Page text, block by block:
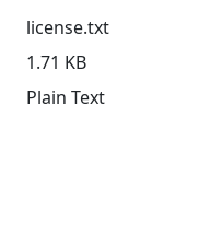
license.txt
1.71 KB
Plain Text